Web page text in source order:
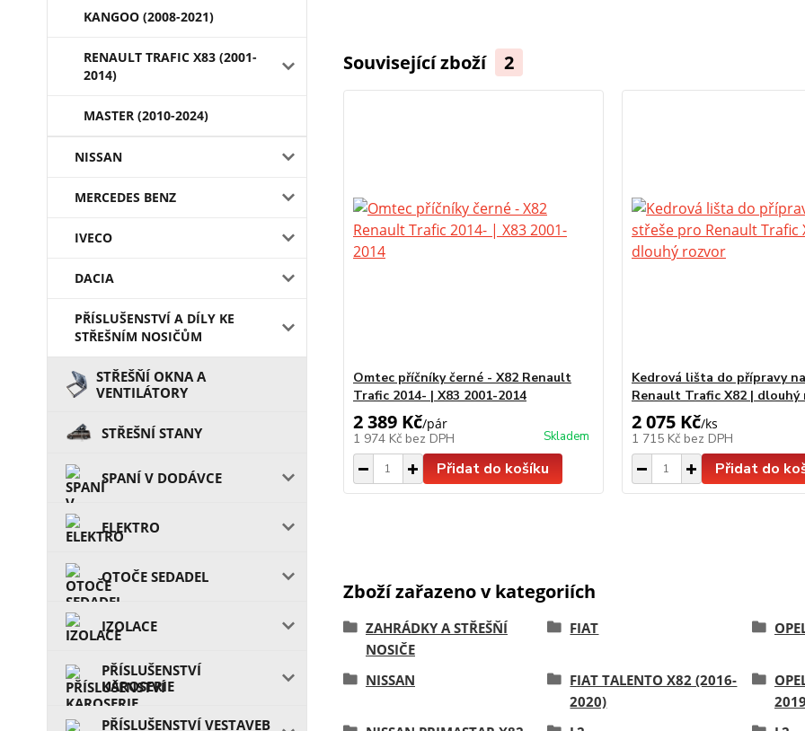
KANGOO (2008-2021)
RENAULT TRAFIC X83 (2001-
2014)
MASTER (2010-2024)
NISSAN
MERCEDES BENZ
IVECO
DACIA
PŘÍSLUŠENSTVÍ A DÍLY KE
STŘEŠNÍM NOSIČŮM
STŘEŠŇÍ OKNA A
VENTILÁTORY
STŘEŠNÍ STANY
SPANÍ V DODÁVCE
ELEKTRO
OTOČE SEDADEL
IZOLACE
PŘÍSLUŠENSTVÍ
KAROSERIE
PŘÍSLUŠENSTVÍ VESTAVEB
Související zboží 2
Omtec příčníky černé - X82 Renault
Trafic 2014- | X83 2001-2014
2 389 Kč/pár
1 974 Kč bez DPH Skladem
Přidat do košíku
Kedrová lišta do přípravy
Renault Trafic X82 | dlouhý
2 075 Kč/ks
1 715 Kč bez DPH
Přidat do
Zboží zařazeno v kategoriích
ZAHRÁDKY A STŘEŠŇÍ
NOSIČE
FIAT
NISSAN
FIAT TALENTO X82 (2016-
2020)